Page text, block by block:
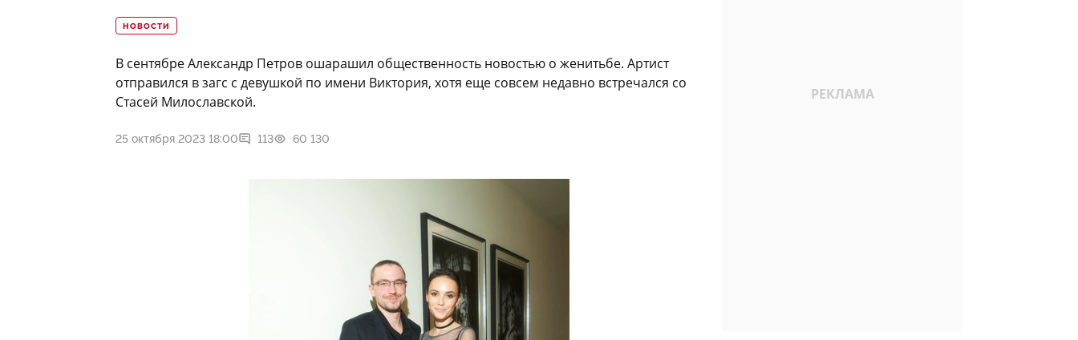
НОВОСТИ
В сентябре Александр Петров ошарашил общественность новостью о женитьбе. Артист
отправился в загс с девушкой по имени Виктория, хотя еще совсем недавно встречался со
Стасей Милославской.
25 октября 2023 18:00 113 60 130